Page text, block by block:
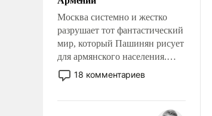
перед Китаем.
Москва системно и жестко
разрушает тот фантастический
мир, который Пашинян рисует
для армянского населения.
Мир, где политические
прожекты будут безусловно
18 комментариев